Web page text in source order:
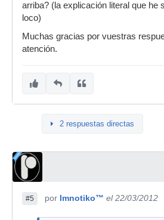
arriba? (la explicación literal que he
loco)
Muchas gracias por vuestras
atención.
2 respuestas directas
#5 por Imnotiko™ el 22/03/2012